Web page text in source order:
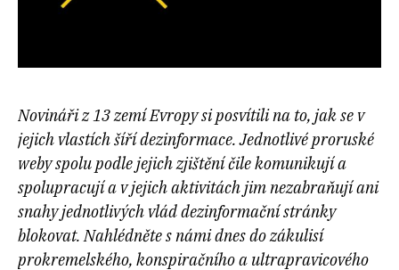
Novináři z 13 zemí Evropy si posvítili na to, jak se v
jejich vlastích šíří dezinformace. Jednotlivé proruské
weby spolu podle jejich zjištění čile komunikují a
spolupracují a v jejich aktivitách jim nezabraňují ani
snahy jednotlivých vlád dezinformační stránky
blokovat. Nahlédněte s námi dnes do zákulisí
prokremelského, konspiračního a ultrapravicového